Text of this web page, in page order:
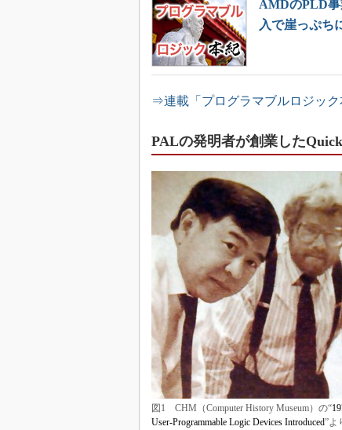
AMDのPLD事
入で崖っぷち
⇒連載「プログラマブルロジッ
PALの発明者が創業した
図1 CHM（Computer History Museum）の“
User-Programmable Logic Devices Introduced”よ